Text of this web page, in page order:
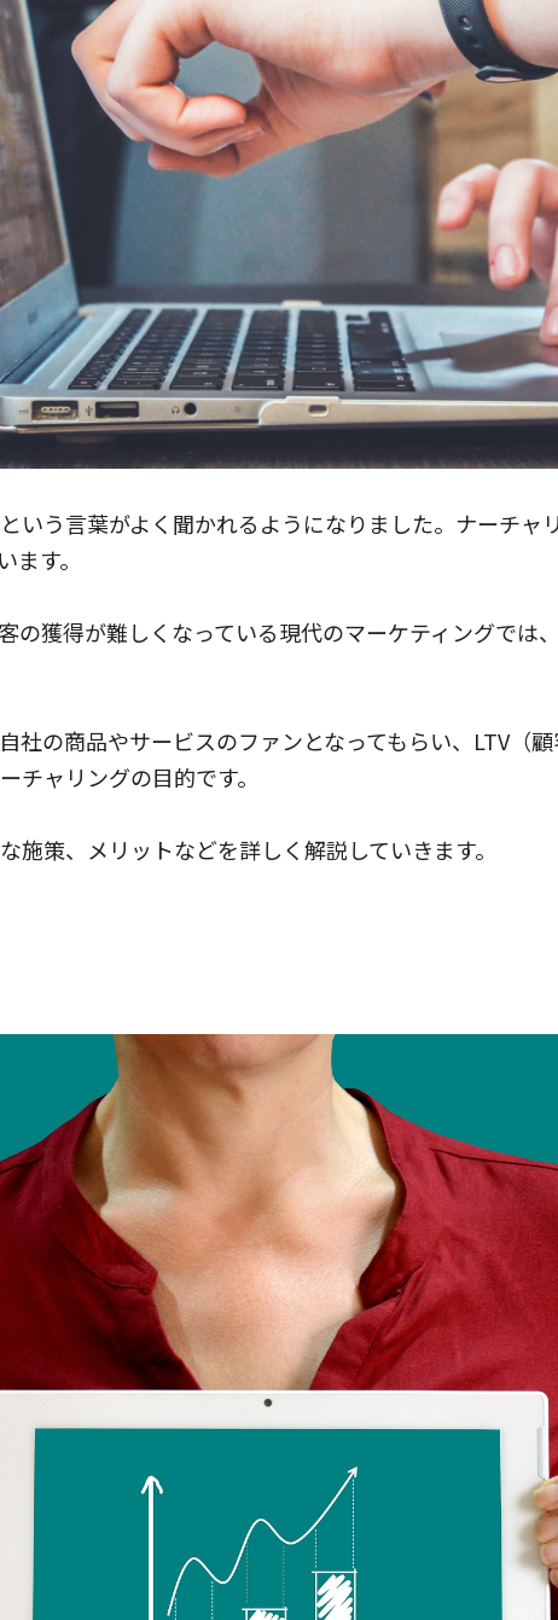
いう言葉がよく聞かれるようになりました。ナーチャ
す。
の獲得が難しくなっている現代のマーケティングでは
社の商品やサービスのファンとなってもらい、LTV（
チャリングの目的です。
策、メリットなどを詳しく解説していきます。